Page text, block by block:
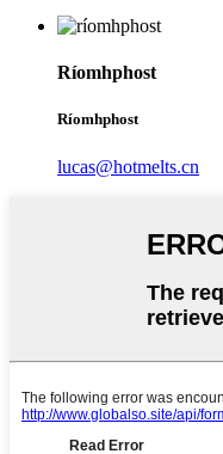
Ríomhphost
Ríomhphost
lucas@hotmelts.cn